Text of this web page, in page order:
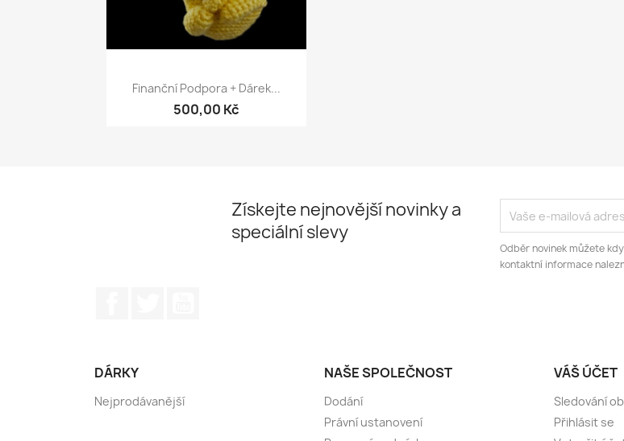
Rychlý náhled
Finanční Podpora + Dárek...
500,00 Kč
Získejte nejnovější novinky a
speciální slevy
Odběr novinek můžete
kontaktní informace
DÁRKY
Nejprodávanější
NAŠE SPOLEČNOST
Dodání
Právní ustanovení
VÁŠ ÚČET
Sledování
Přihlásit se